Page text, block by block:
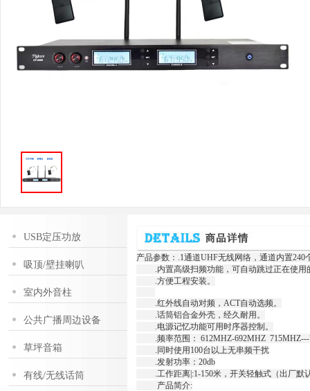
USB定压功放
吸顶/壁挂喇叭
室内外音柱
公共广播周边设备
草坪音箱
有线/无线话筒
产品参数：.1通道UHF无线网络，通道内置240
.内置高级扫频功能，可自动跳过正在使用
.方便工程安装。
.红外线自动对频，ACT自动选频。
.话筒铝合金外壳，经久耐用。
.电源记忆功能可用时序器控制。
.频率范围： 612MHZ-692MHZ
.同时使用100台以上无串频干扰
.发射功率：20db
.工作距离|:1-150米，开关轻触式（出厂默
产品简介: